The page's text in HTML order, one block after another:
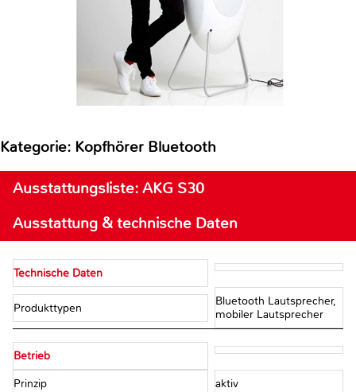
Kategorie: Kopfhörer Bluetooth
Ausstattungsliste: AKG S30
Ausstattung & technische Daten
Technische Daten
Produkttypen
Bluetooth Lautsprecher,
mobiler Lautsprecher
Betrieb
Prinzip aktiv